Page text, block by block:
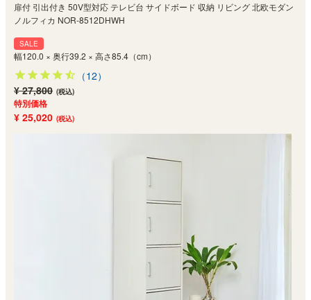
扉付 引出付き 50V型対応 テレビ台 サイドボード 収納 リビング 北欧モダン
ノルフィカ NOR-8512DHWH
SALE
幅120.0 × 奥行39.2 × 高さ85.4（cm）
（12）
¥ 27,800 (税込)
特別価格
¥ 25,020 (税込)